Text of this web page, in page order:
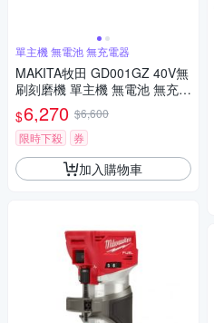
單主機 無電池 無充電器
MAKITA牧田 GD001GZ 40V無
刷刻磨機 單主機 無電池 無充電
器
$6,270 $6,600
限時下殺
券
加入購物車